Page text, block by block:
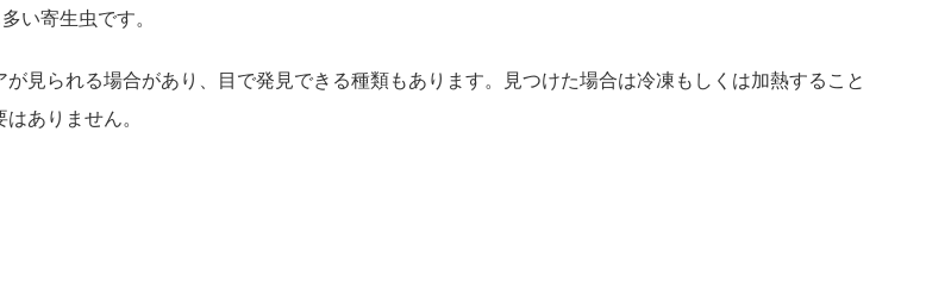
い寄生虫です。
見られる場合があり、目で発見できる種類もあります。見つけた場合は冷凍もしくは加熱すること
ありません。